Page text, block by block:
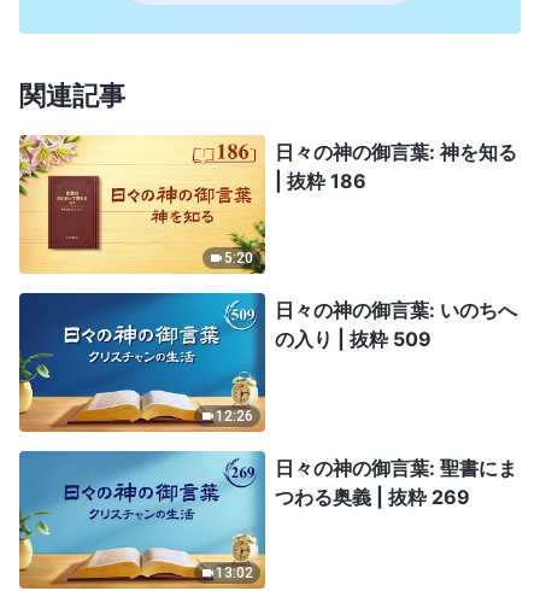
関連記事
5:20
日々の神の御言葉: 神を知る
| 抜粋 186
12:26
日々の神の御言葉: いのちへ
の入り | 抜粋 509
13:02
日々の神の御言葉: 聖書にま
つわる奥義 | 抜粋 269